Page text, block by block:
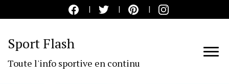
Sport Flash
Toute l'info sportive en continu